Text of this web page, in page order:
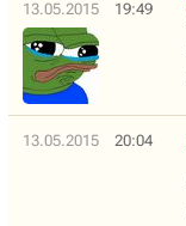
13.05.2015 19:49
13.05.2015 20:04